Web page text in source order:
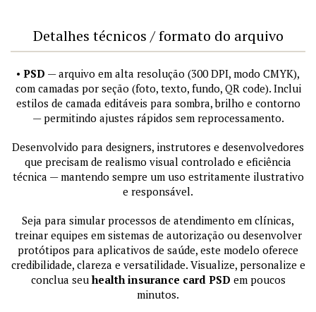
Detalhes técnicos / formato do arquivo
• PSD — arquivo em alta resolução (300 DPI, modo CMYK),
com camadas por seção (foto, texto, fundo, QR code). Inclui
estilos de camada editáveis para sombra, brilho e contorno
— permitindo ajustes rápidos sem reprocessamento.
Desenvolvido para designers, instrutores e desenvolvedores
que precisam de realismo visual controlado e eficiência
técnica — mantendo sempre um uso estritamente ilustrativo
e responsável.
Seja para simular processos de atendimento em clínicas,
treinar equipes em sistemas de autorização ou desenvolver
protótipos para aplicativos de saúde, este modelo oferece
credibilidade, clareza e versatilidade. Visualize, personalize e
conclua seu health insurance card PSD em poucos
minutos.